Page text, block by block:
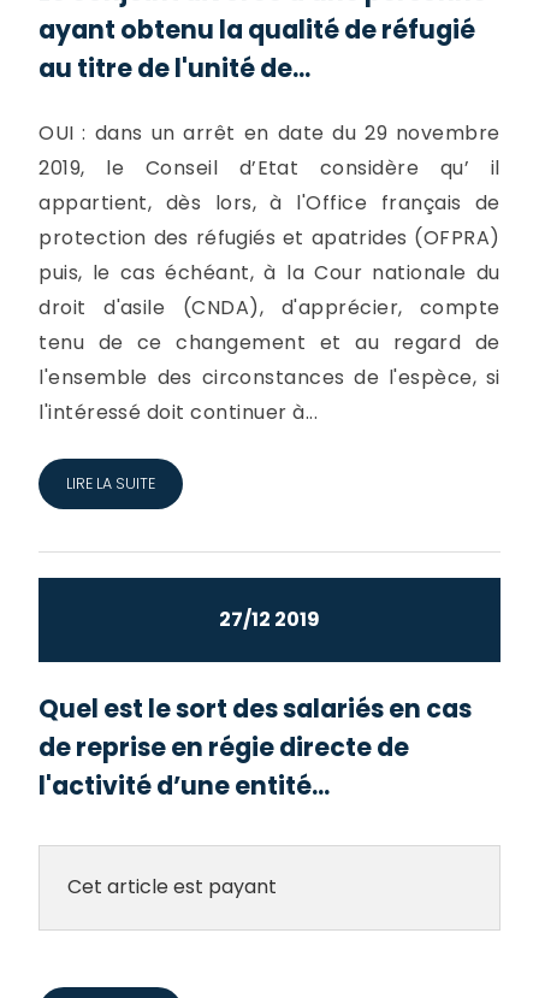
ayant obtenu la qualité de réfugié
au titre de l'unité de...
OUI : dans un arrêt en date du 29 novembre
2019, le Conseil d’Etat considère qu’ il
appartient, dès lors, à l'Office français de
protection des réfugiés et apatrides (OFPRA)
puis, le cas échéant, à la Cour nationale du
droit d'asile (CNDA), d'apprécier, compte
tenu de ce changement et au regard de
l'ensemble des circonstances de l'espèce, si
l'intéressé doit continuer à...
LIRE LA SUITE
27/12 2019
Quel est le sort des salariés en cas
de reprise en régie directe de
l'activité d’une entité...
Cet article est payant